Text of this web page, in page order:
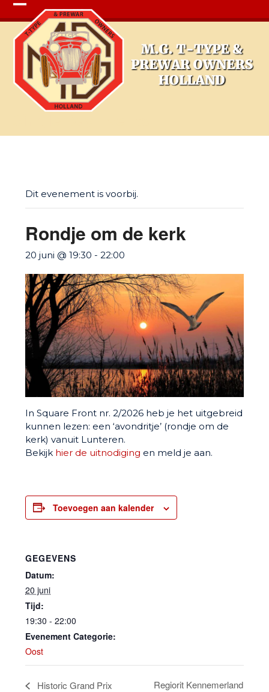
Open
mobile
menu
Close
mobile
menu
Dit evenement is voorbij.
Rondje om de kerk
20 juni @ 19:30 -22:00
In Square Front nr. 2/2026 heb je het uitgebreid
kunnen lezen: een ‘avondritje’ (rondje om de
kerk) vanuit Lunteren.
Bekijk hier de uitnodiging en meld je aan.
Toevoegen aan kalender
GEGEVENS
Datum:
20 juni
Tijd:
19:30 - 22:00
Evenement Categorie:
Oost
Historic Grand Prix
Regiorit Kennemerland